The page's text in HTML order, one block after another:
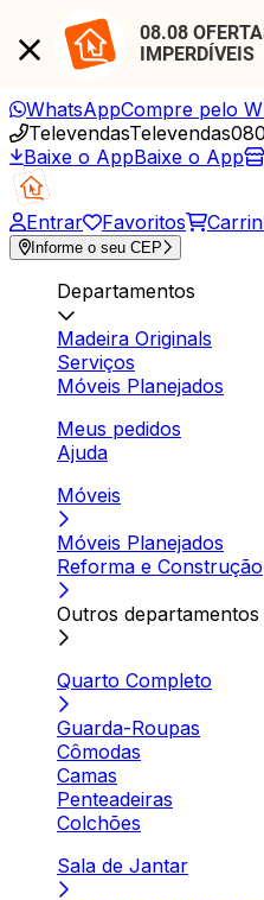
08.08
IMPERDÍVEIS
WhatsAppCompre pelo
TelevendasTelevendas
Baixe o AppBaixe o App
Entrar Favoritos
Informe o seu CEP
Departamentos
Madeira Originals
Serviços
Móveis Planejados
Meus pedidos
Ajuda
Móveis
Móveis Planejados
Reforma e Construção
Outros departamentos
Quarto Completo
Guarda-Roupas
Cômodas
Camas
Penteadeiras
Colchões
Sala de Jantar